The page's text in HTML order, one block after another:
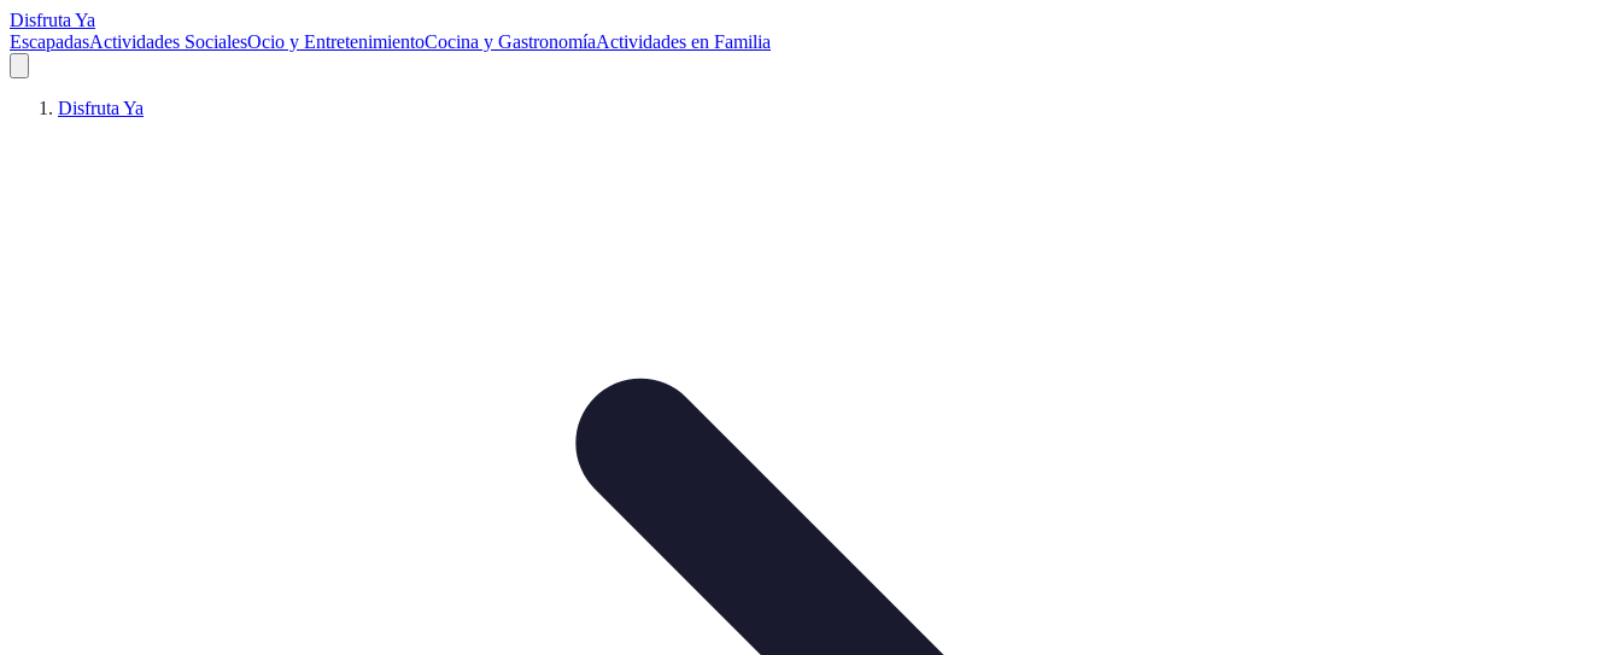
Disfruta Ya
EscapadasActividades SocialesOcio y EntretenimientoCocina y GastronomíaActividades en Familia
Disfruta Ya